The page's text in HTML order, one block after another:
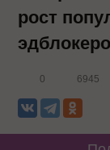
рост
0 6945